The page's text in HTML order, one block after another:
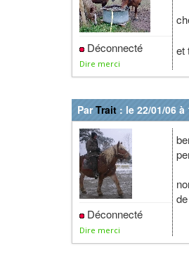
Déconnecté
Dire merci
et
ParTrait : le 22/01/06 à
Déconnecté
Dire merci